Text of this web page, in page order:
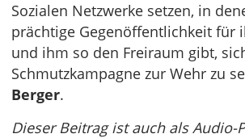
Sozialen Netzwerke setzen, in
prächtige Gegenöffentlichkeit für
und ihm so den Freiraum gibt,
Schmutzkampagne zur Wehr zu
Berger.
Dieser Beitrag ist auch als Audio-